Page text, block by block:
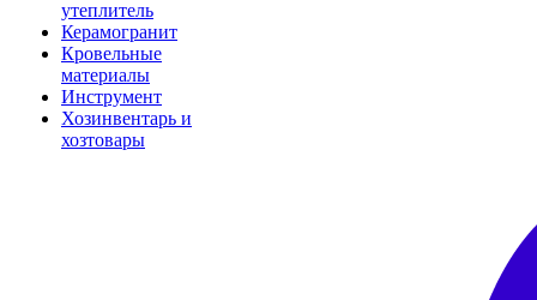
утеплитель
Керамогранит
Кровельные
материалы
Инструмент
Хозинвентарь и
хозтовары